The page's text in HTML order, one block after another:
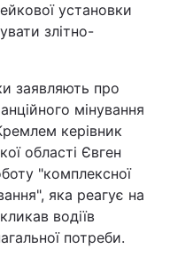
установки
злітно-
заявляють про
мінування
керівник
області Євген
"комплексної
яка реагує на
водіїв
потреби.